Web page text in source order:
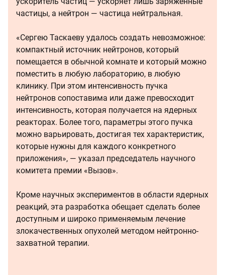
частицы, а нейтрон — частица нейтральная.
«Сергею Таскаеву удалось создать невозможное:
компактный источник нейтронов, который
помещается в обычной комнате и который можно
поместить в любую лабораторию, в любую
клинику. При этом интенсивность пучка
нейтронов сопоставима или даже превосходит
интенсивность, которая получается на ядерных
реакторах. Более того, параметры этого пучка
можно варьировать, достигая тех характеристик,
которые нужны для каждого конкретного
приложения», — указал председатель научного
комитета премии «Вызов».
Кроме научных экспериментов в области ядерных
реакций, эта разработка обещает сделать более
доступным и широко применяемым лечение
злокачественных опухолей методом нейтронно-
захватной терапии.